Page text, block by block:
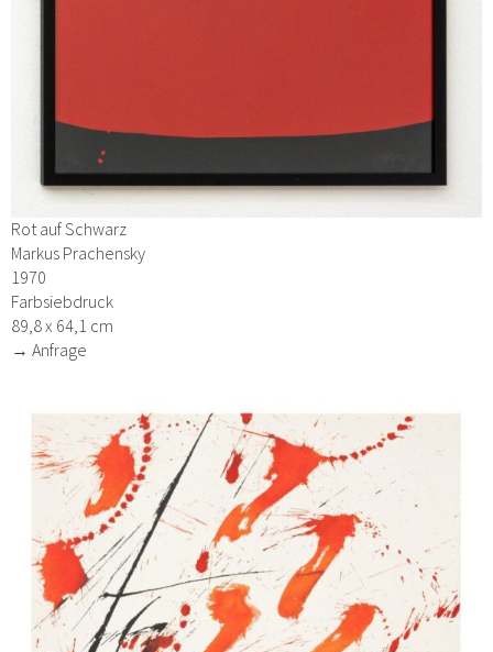
Rot auf Schwarz
Markus Prachensky
1970
Farbsiebdruck
89,8 x 64,1 cm
→ Anfrage